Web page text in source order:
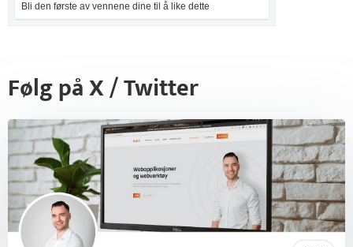
Bli den første av vennene dine til å like dette
Følg på X / Twitter